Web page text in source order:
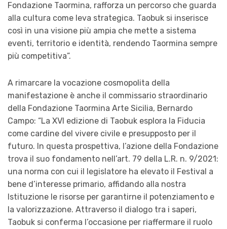
Fondazione Taormina, rafforza un percorso che guarda
alla cultura come leva strategica. Taobuk si inserisce
così in una visione più ampia che mette a sistema
eventi, territorio e identità, rendendo Taormina sempre
più competitiva”.
A rimarcare la vocazione cosmopolita della
manifestazione è anche il commissario straordinario
della Fondazione Taormina Arte Sicilia, Bernardo
Campo: “La XVI edizione di Taobuk esplora la Fiducia
come cardine del vivere civile e presupposto per il
futuro. In questa prospettiva, l’azione della Fondazione
trova il suo fondamento nell’art. 79 della L.R. n. 9/2021:
una norma con cui il legislatore ha elevato il Festival a
bene d’interesse primario, affidando alla nostra
Istituzione le risorse per garantirne il potenziamento e
la valorizzazione. Attraverso il dialogo tra i saperi,
Taobuk si conferma l’occasione per riaffermare il ruolo